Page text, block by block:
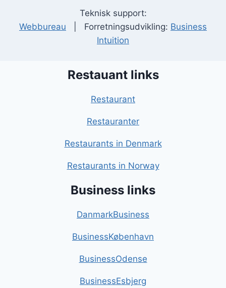
Teknisk support:
Webbureau | Forretningsudvikling: Business
Intuition
Restauant links
Restaurant
Restauranter
Restaurants in Denmark
Restaurants in Norway
Business links
DanmarkBusiness
BusinessKøbenhavn
BusinessOdense
BusinessEsbjerg